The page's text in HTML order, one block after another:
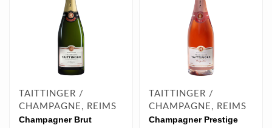
TAITTINGER /
CHAMPAGNE, REIMS
Champagner Brut
TAITTINGER /
CHAMPAGNE, REIMS
Champagner Prestige